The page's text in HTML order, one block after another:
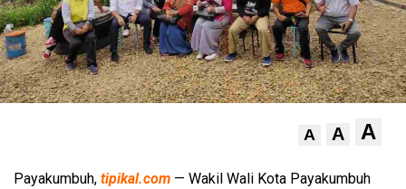
A A A
Payakumbuh, tipikal.com — Wakil Wali Kota Payakumbuh